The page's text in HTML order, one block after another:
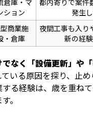
倉庫・マ
ション
都内寄りで案件
発生
商業施
・倉庫
夜間工事も入り
新の経
なく「設備更新」や
いる原因を探り、止
る経験は、歳を重ね
。